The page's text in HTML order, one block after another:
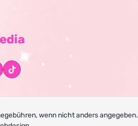
wenn nicht anders angegeben.